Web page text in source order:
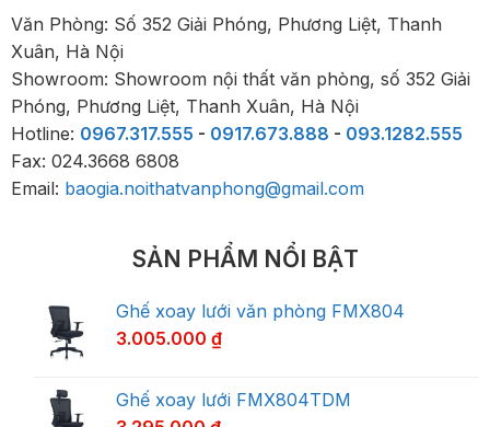
Văn Phòng: Số 352 Giải Phóng, Phương Liệt, Thanh
Xuân, Hà Nội
Showroom: Showroom nội thất văn phòng, số 352 Giải
Phóng, Phương Liệt, Thanh Xuân, Hà Nội
Hotline: 0967.317.555 - 0917.673.888 - 093.1282.555
Fax: 024.3668 6808
Email: baogia.noithatvanphong@gmail.com
SẢN PHẨM NỔI BẬT
Ghế xoay lưới văn phòng FMX804
3.005.000 ₫
Ghế xoay lưới FMX804TDM